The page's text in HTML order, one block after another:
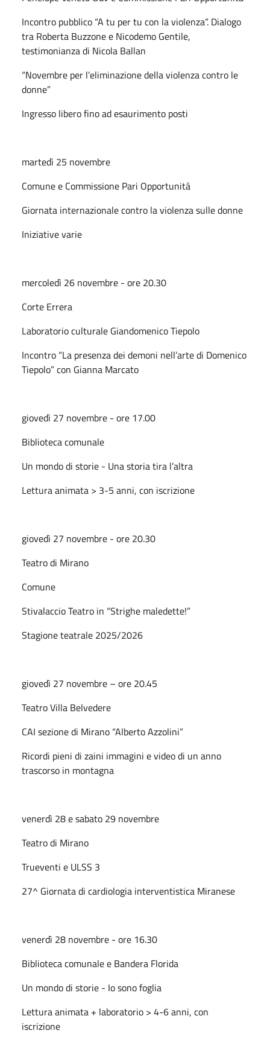
Incontro pubblico “A tu per tu con la violenza”. Dialogo
tra Roberta Buzzone e Nicodemo Gentile,
testimonianza di Nicola Ballan
“Novembre per l’eliminazione della violenza contro le
donne”
Ingresso libero fino ad esaurimento posti
martedì 25 novembre
Comune e Commissione Pari Opportunità
Giornata internazionale contro la violenza sulle donne
Iniziative varie
mercoledì 26 novembre - ore 20.30
Corte Errera
Laboratorio culturale Giandomenico Tiepolo
Incontro “La presenza dei demoni nell’arte di Domenico
Tiepolo” con Gianna Marcato
giovedì 27 novembre - ore 17.00
Biblioteca comunale
Un mondo di storie - Una storia tira l’altra
Lettura animata > 3-5 anni, con iscrizione
giovedì 27 novembre - ore 20.30
Teatro di Mirano
Comune
Stivalaccio Teatro in “Strighe maledette!”
Stagione teatrale 2025/2026
giovedì 27 novembre – ore 20.45
Teatro Villa Belvedere
CAI sezione di Mirano “Alberto Azzolini”
Ricordi pieni di zaini immagini e video di un anno
trascorso in montagna
venerdì 28 e sabato 29 novembre
Teatro di Mirano
Trueventi e ULSS 3
27^ Giornata di cardiologia interventistica Miranese
venerdì 28 novembre - ore 16.30
Biblioteca comunale e Bandera Florida
Un mondo di storie - Io sono foglia
Lettura animata + laboratorio > 4-6 anni, con
iscrizione